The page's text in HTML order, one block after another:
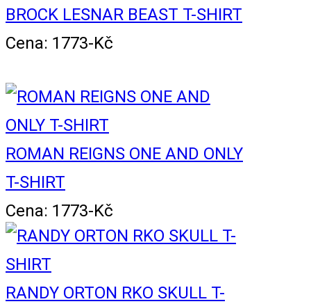
BROCK LESNAR BEAST T-SHIRT
Cena: 1773-Kč
ROMAN REIGNS ONE AND ONLY
T-SHIRT
Cena: 1773-Kč
RANDY ORTON RKO SKULL T-